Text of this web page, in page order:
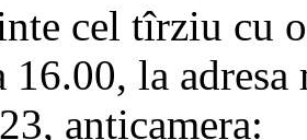
cel tîrziu cu
16.00, la
anticamera: